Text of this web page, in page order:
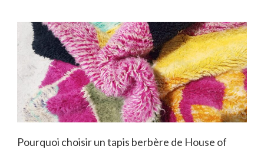
Pourquoi choisir un tapis berbère de House of